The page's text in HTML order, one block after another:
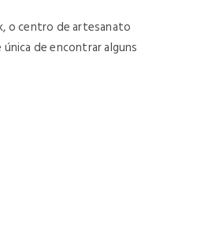
o centro de artesanato
de encontrar alguns